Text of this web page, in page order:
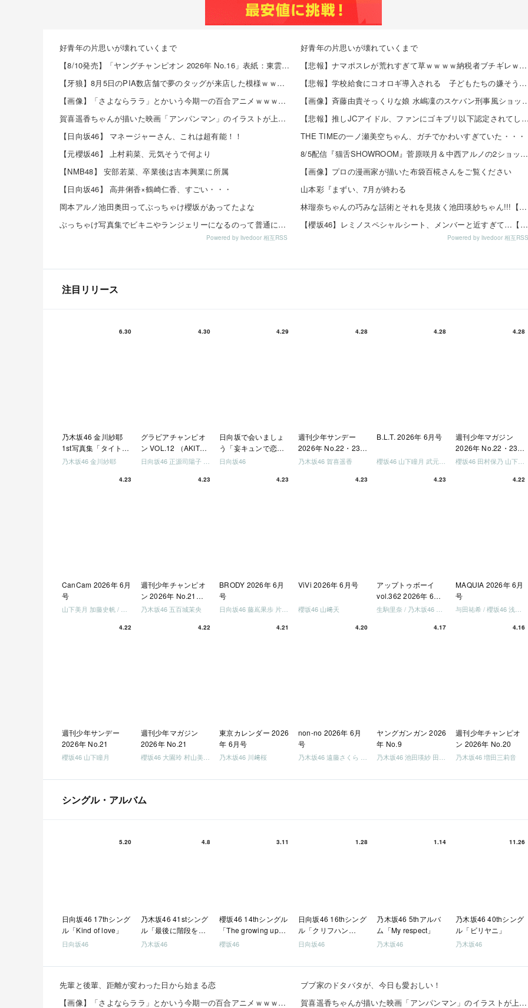
好青年の片思いが壊れていくまで
【8/10発売】「ヤングチャンピオン 2026年 No.16」表紙：東雲うみ / 斉藤優里 えなこ 高鶴桃羽 etc.
【牙狼】8月5日のPIA数店舗で夢のタッグが来店した模様ｗｗｗｗｗ
【画像】「さよならララ」とかいう今期一の百合アニメｗｗｗｗｗ
賀喜遥香ちゃんが描いた映画「アンパンマン」のイラストが上手すぎる！！！【乃木坂46】
【日向坂46】 マネージャーさん、これは超有能！！
【元櫻坂46】 上村莉菜、元気そうで何より
【NMB48】 安部若菜、卒業後は吉本興業に所属
【日向坂46】 高井俐香×鶴崎仁香、すごい・・・
岡本アルノ池田奥田ってぶっちゃけ櫻坂があってたよな
ぶっちゃけ写真集でビキニやランジェリーになるのって普通に『性』だよな
Powered by livedoor 相互RSS
好青年の片思いが壊れていくまで
【悲報】ナマポスレが荒れすぎて草ｗｗｗｗ納税者ブチギレｗｗｗｗ 他
【悲報】学校給食にコオロギ導入される 子どもたちの嫌そうな顔がリアルすぎｗｗｗｗｗ 他
【画像】斉藤由貴そっくりな娘 水嶋凜のス
【悲報】推しJCアイドル、ファンにゴキブリ以
THE TIMEの一ノ瀬美空ちゃん、ガチでかわいすぎていた・・・
8/5配信『猫舌SHOWROOM』菅原咲月＆中西アルノの2ショット2枚！！【乃木坂46】
【画像】プロの漫画家が描いた布袋百椛さんをご覧ください
山本彩『まずい、7月が終わる
林瑠奈ちゃんの巧みな話術とそれを見抜く池田瑛紗ちゃん!!!【乃木坂46】
【櫻坂46】レミノスペシャルシート、メンバーと近すぎて…【全国ツアー2026】
Powered by livedoor 相互RSS
注目リリース
6.30
乃木坂46 金川紗耶
1st写真集「タイトル
未定」
乃木坂46 金川紗耶
4.30
グラビアチャンピオ
ン VOL.12 （AKITA
DXシリーズ）
4.29
日向坂で会いましょ
う「妄キュンで恋し
ちゃいましょう」
めましょう」「ご褒
日向坂46
4.28
週刊少年サンデー
2026年 No.22・23
合併号
乃木坂46 賀喜遥香
4.28
B.L.T. 2026年 6月号
4.28
週刊少年マガジン
2026年 No.22・23
合併号
4.23
CanCam 2026年 6月
号
山下美月 加藤史帆 / 日向坂46 大野愛実
4.23
週刊少年チャンピオ
ン 2026年 No.21・
22 合併号
乃木坂46 五百城茉央
4.23
BRODY 2026年 6月
号
日向坂46 藤嶌果歩 片山紗希 松尾桜 金村美玖 髙橋未来虹
4.23
ViVi 2026年 6月号
櫻坂46 山﨑天
4.23
アップトゥボーイ
vol.362 2026年 6月
号
生駒里奈 / 乃木坂46 金川紗耶 森平麗心
4.22
MAQUIA 2026年 6月
号
与田祐希 / 櫻坂46 浅井恋乃未
4.22
週刊少年サンデー
2026年 No.21
櫻坂46 山下瞳月
4.22
週刊少年マガジン
2026年 No.21
櫻坂46 大園玲 村山美羽 稲熊ひな
4.21
東京カレンダー 2026
年 6月号
乃木坂46 川﨑桜
4.20
non-no 2026年 6月
号
乃木坂46 遠藤さくら 井上和 / 日向坂46 小坂菜緒
4.17
ヤングガンガン 2026
年 No.9
乃木坂46 池田瑛紗 田村真佑
4.16
週刊少年チャンピオ
ン 2026年 No.20
乃木坂46 増田三莉音
シングル・アルバム
5.20
日向坂46 17thシング
ル「Kind of love」
日向坂46
4.8
乃木坂46 41stシング
ル「最後に階段を駆
け上がったのはいつ
乃木坂46
3.11
櫻坂46 14thシングル
「The growing up
train」
櫻坂46
1.28
日向坂46 16thシング
ル「クリフハン
ガー」
日向坂46
1.14
乃木坂46 5thアルバ
ム「My respect」
乃木坂46
11.26
乃木坂46 40thシング
ル「ビリヤニ」
乃木坂46
先輩と後輩、距離が変わった日から始まる恋
【画像】「さよならララ」とかいう今期一の百合アニメｗｗｗｗｗ
ブブ家のドタバタが、今日も愛おしい！
賀喜遥香ちゃんが描いた映画「アンパンマン」のイラストが上手すぎる！！！【乃木坂46】